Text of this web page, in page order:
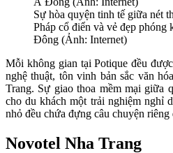
Sự hòa quyện tinh tế giữa nét
Pháp cổ điển và vẻ đẹp phóng
Đông (Ảnh: Internet)
Mỗi không gian tại Potique đều
nghệ thuật, tôn vinh bản sắc văn
Trang. Sự giao thoa mềm mại giữa
cho du khách một trải nghiệm nghỉ
nhỏ đều chứa đựng câu chuyện riêng
Novotel Nha Trang